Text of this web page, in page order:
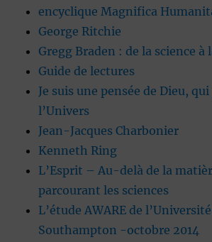
encyclique Magnifica
George Ritchie
Gregg Braden : de la science
Guide de lectures
Je suis une pensée de Dieu,
l’Univers
Jean-Jacques Charbonier
Kenneth Ring
L’Esprit – Au-delà de la
parcourant les sciences
L’étude AWARE de
Southampton -octobre 2014